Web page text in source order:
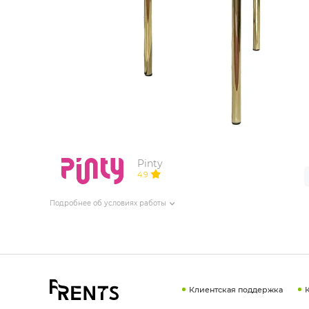
ИЗДЕЛИЯ ДЛЯ КОМФОРТА
ТЕХНИЧЕСКОЕ ОБОРУДОВАНИЕ
Pinty
4.9
Подробнее об условиях работы
Клиентская поддержка